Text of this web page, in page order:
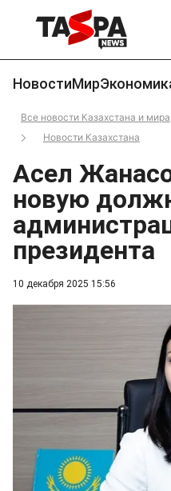
НовостиМир
Все новости Казахстана и мира
Новости Казахстана
10 декабря 2025 15:56
Асел
новую
президента